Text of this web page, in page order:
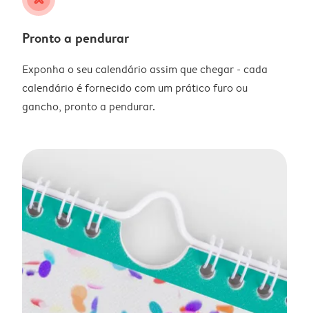
Pronto a pendurar
Exponha o seu calendário assim que chegar - cada
calendário é fornecido com um prático furo ou
gancho, pronto a pendurar.